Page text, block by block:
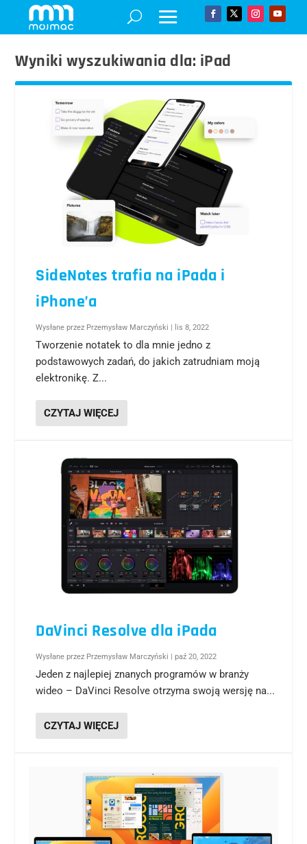
Wyniki wyszukiwania dla: iPad
SideNotes trafia na iPada i
iPhone’a
Wysłane przez Przemysław Marczyński | lis 8, 2022
Tworzenie notatek to dla mnie jedno z
podstawowych zadań, do jakich zatrudniam moją
elektronikę. Z...
CZYTAJ WIĘCEJ
DaVinci Resolve dla iPada
Wysłane przez Przemysław Marczyński |paź 20, 2022
Jeden z najlepiej znanych programów w branży
wideo – DaVinci Resolve otrzyma swoją wersję na...
CZYTAJ WIĘCEJ